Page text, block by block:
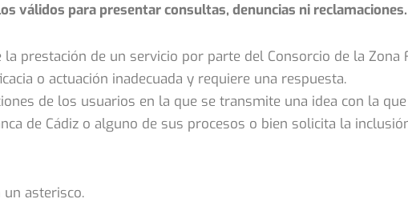
válidos para presentar consultas, denuncias ni reclamaciones.
prestación de un servicio por parte del Consorcio de la Zona
o actuación inadecuada y requiere una respuesta.
de los usuarios en la que se transmite una idea con la
de Cádiz o alguno de sus procesos o bien solicita la
asterisco.